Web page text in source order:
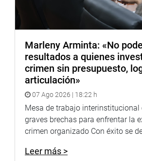
Marleny Arminta: «No
resultados a quienes
crimen sin presupuesto,
articulación»
07 Ago 2026 | 18:22 h
Mesa de trabajo interinstitucional
graves brechas para enfrentar la
crimen organizado Con éxito se
Leer más >